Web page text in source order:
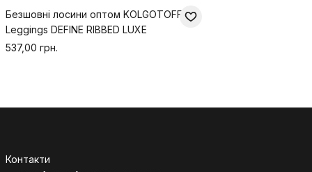
Безшовні лосини оптом KOLGOTOFF
Leggings DEFINE RIBBED LUXE
537,00 грн.
Контакти